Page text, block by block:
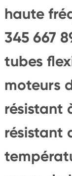
haute
345 667
tubes
moteurs
résistant
résistant